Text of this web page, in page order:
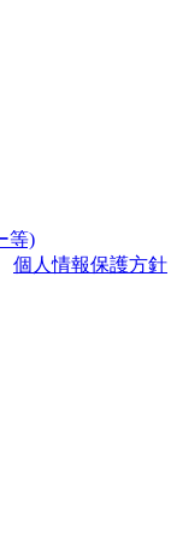
等)
個人情報保護方針